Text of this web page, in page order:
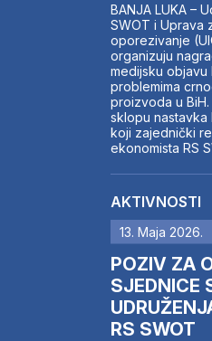
BANJA LUKA –
SWOT i Uprava
oporezivanje
organizuju
medijsku objavu
problemima
proizvoda u
sklopu nastavka
koji zajednički
ekonomista RS
AKTIVNOSTI
13. Maja 2026.
POZIV ZA
SJEDNICE
RS SWOT